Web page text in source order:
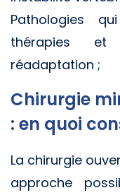
Pathologies
thérapies
réadaptation ;
Chirurgie
: en quoi
La chirurgie
approche